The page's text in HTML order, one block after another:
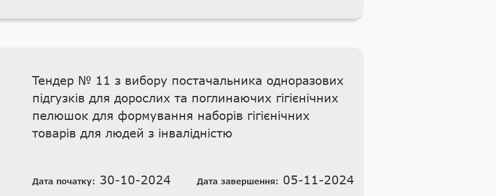
Тендер № 11 з вибору постачальника одноразових
підгузків для дорослих та поглинаючих гігієнічних
пелюшок для формування наборів гігієнічних
товарів для людей з інвалідністю
Дата початку: 30-10-2024 Дата завершення: 05-11-2024